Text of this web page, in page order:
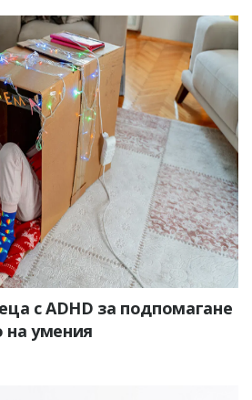
с ADHD за подпомагане
на умения